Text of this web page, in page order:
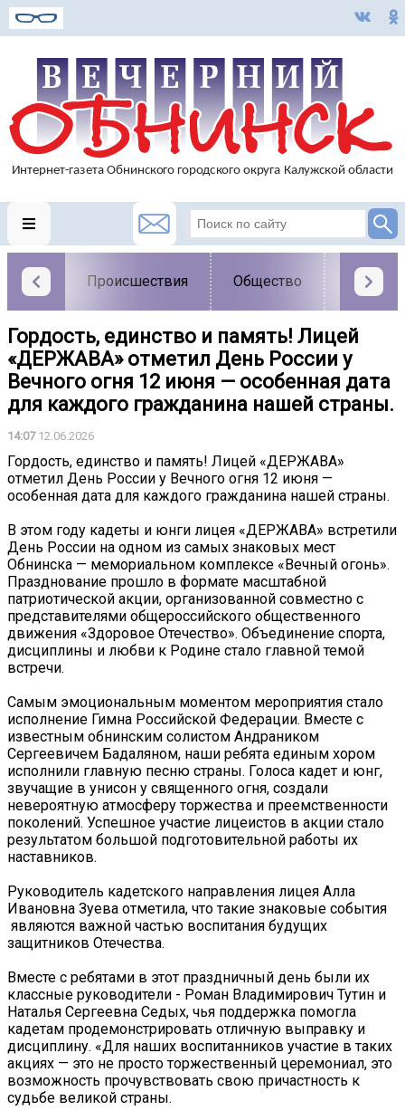
Происшествия Общество Власть
Гордость, единство и память! Лицей
«ДЕРЖАВА» отметил День России у
Вечного огня 12 июня — особенная дата
для каждого гражданина нашей страны.
14:0712.06.2026
Гордость, единство и память! Лицей «ДЕРЖАВА»
отметил День России у Вечного огня 12 июня —
особенная дата для каждого гражданина нашей страны.
В этом году кадеты и юнги лицея «ДЕРЖАВА» встретили
День России на одном из самых знаковых мест
Обнинска — мемориальном комплексе «Вечный огонь».
Празднование прошло в формате масштабной
патриотической акции, организованной совместно с
представителями общероссийского общественного
движения «Здоровое Отечество». Объединение спорта,
дисциплины и любви к Родине стало главной темой
встречи.
Самым эмоциональным моментом мероприятия стало
исполнение Гимна Российской Федерации. Вместе с
известным обнинским солистом Андраником
Сергеевичем Бадаляном, наши ребята единым хором
исполнили главную песню страны. Голоса кадет и юнг,
звучащие в унисон у священного огня, создали
невероятную атмосферу торжества и преемственности
поколений. Успешное участие лицеистов в акции стало
результатом большой подготовительной работы их
наставников.
Руководитель кадетского направления лицея Алла
Ивановна Зуева отметила, что такие знаковые события
являются важной частью воспитания будущих
защитников Отечества.
Вместе с ребятами в этот праздничный день были их
классные руководители - Роман Владимирович Тутин и
Наталья Сергеевна Седых, чья поддержка помогла
кадетам продемонстрировать отличную выправку и
дисциплину. «Для наших воспитанников участие в таких
акциях — это не просто торжественный церемониал, это
возможность прочувствовать свою причастность к
судьбе великой страны.